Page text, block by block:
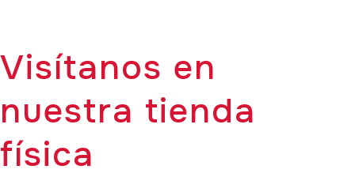
Visítanos en
nuestra tienda
física